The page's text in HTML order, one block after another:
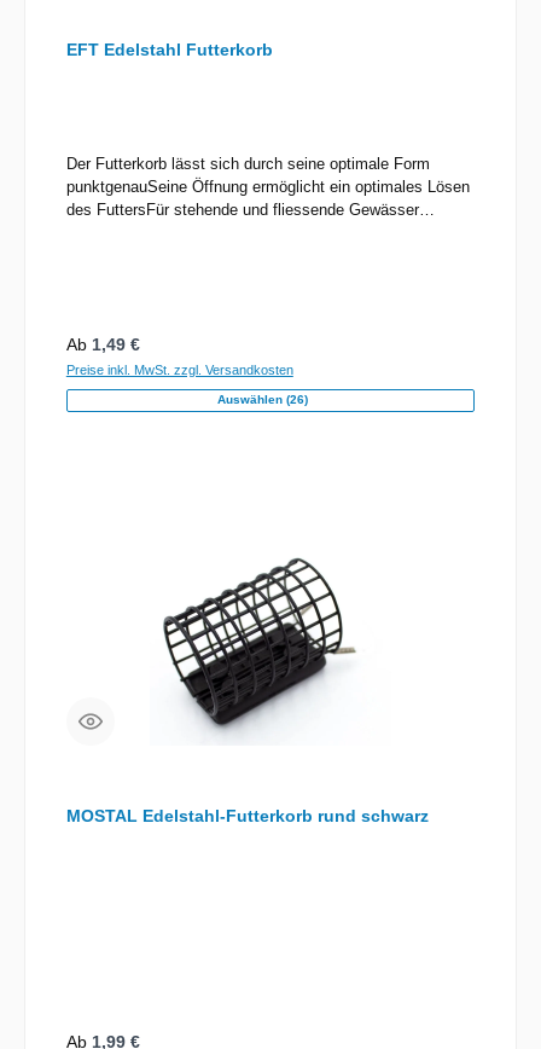
EFT Edelstahl Futterkorb
Der Futterkorb lässt sich durch seine optimale Form
punktgenauSeine Öffnung ermöglicht ein optimales Lösen
des FuttersFür stehende und fliessende Gewässer
Regulärer Preis:
Ab 1,49 €
Preise inkl. MwSt. zzgl. Versandkosten
Auswählen (26)
MOSTAL Edelstahl-Futterkorb rund schwarz
Regulärer Preis:
Ab 1,99 €